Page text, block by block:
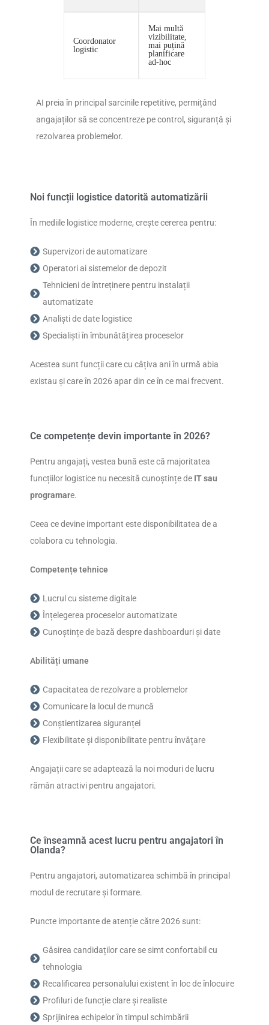
Coordonator
logistic
Mai multă
vizibilitate,
mai puțină
planificare
ad-hoc
AI preia în principal sarcinile repetitive, permițând
angajaților să se concentreze pe control, siguranță și
rezolvarea problemelor.
Noi funcții logistice datorită automatizării
În mediile logistice moderne, crește cererea pentru:
Supervizori de automatizare
Operatori ai sistemelor de depozit
Tehnicieni de întreținere pentru instalații
automatizate
Analiști de date logistice
Specialiști în îmbunătățirea proceselor
Acestea sunt funcții care cu câțiva ani în urmă abia
existau și care în 2026 apar din ce în ce mai frecvent.
Ce competențe devin importante în 2026?
Pentru angajați, vestea bună este că majoritatea
funcțiilor logistice nu necesită cunoștințe de IT sau
programare.
Ceea ce devine important este disponibilitatea de a
colabora cu tehnologia.
Competențe tehnice
Lucrul cu sisteme digitale
Înțelegerea proceselor automatizate
Cunoștințe de bază despre dashboarduri și date
Abilități umane
Capacitatea de rezolvare a problemelor
Comunicare la locul de muncă
Conștientizarea siguranței
Flexibilitate și disponibilitate pentru învățare
Angajații care se adaptează la noi moduri de lucru
rămân atractivi pentru angajatori.
Ce înseamnă acest lucru pentru angajatori în
Olanda?
Pentru angajatori, automatizarea schimbă în principal
modul de recrutare și formare.
Puncte importante de atenție către 2026 sunt:
Găsirea candidaților care se simt confortabil cu
tehnologia
Recalificarea personalului existent în loc de înlocuire
Profiluri de funcție clare și realiste
Sprijinirea echipelor în timpul schimbării